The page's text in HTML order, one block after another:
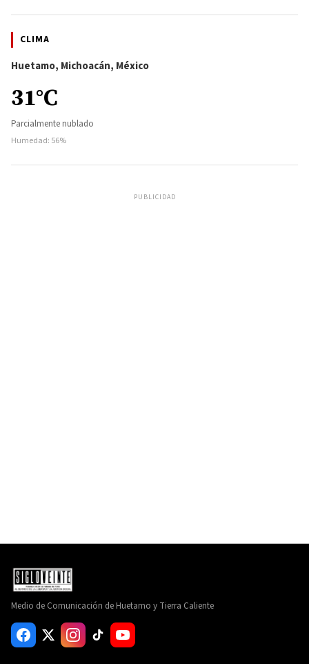
CLIMA
Huetamo, Michoacán, México
31°C
Parcialmente nublado
Humedad: 56%
PUBLICIDAD
Medio de Comunicación de Huetamo y Tierra Caliente